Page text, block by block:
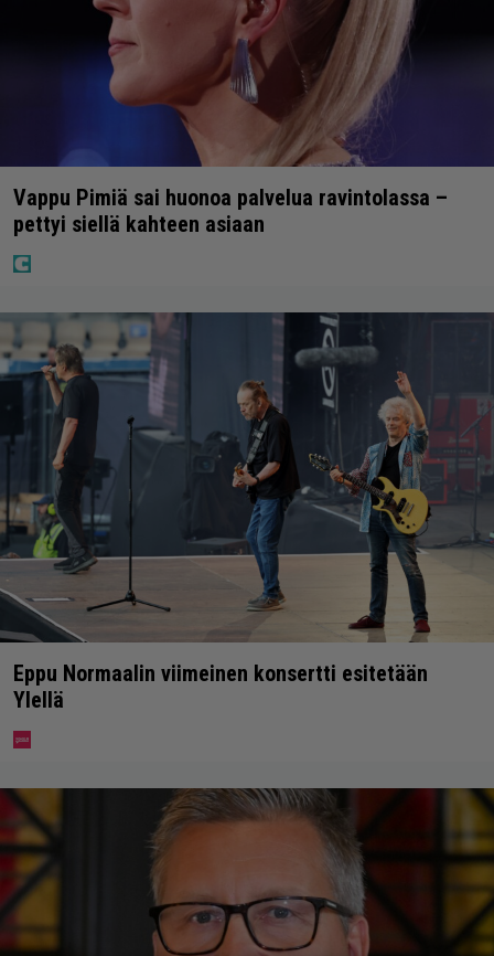
Vappu Pimiä sai huonoa palvelua ravintolassa –
pettyi siellä kahteen asiaan
Eppu Normaalin viimeinen konsertti esitetään
Ylellä